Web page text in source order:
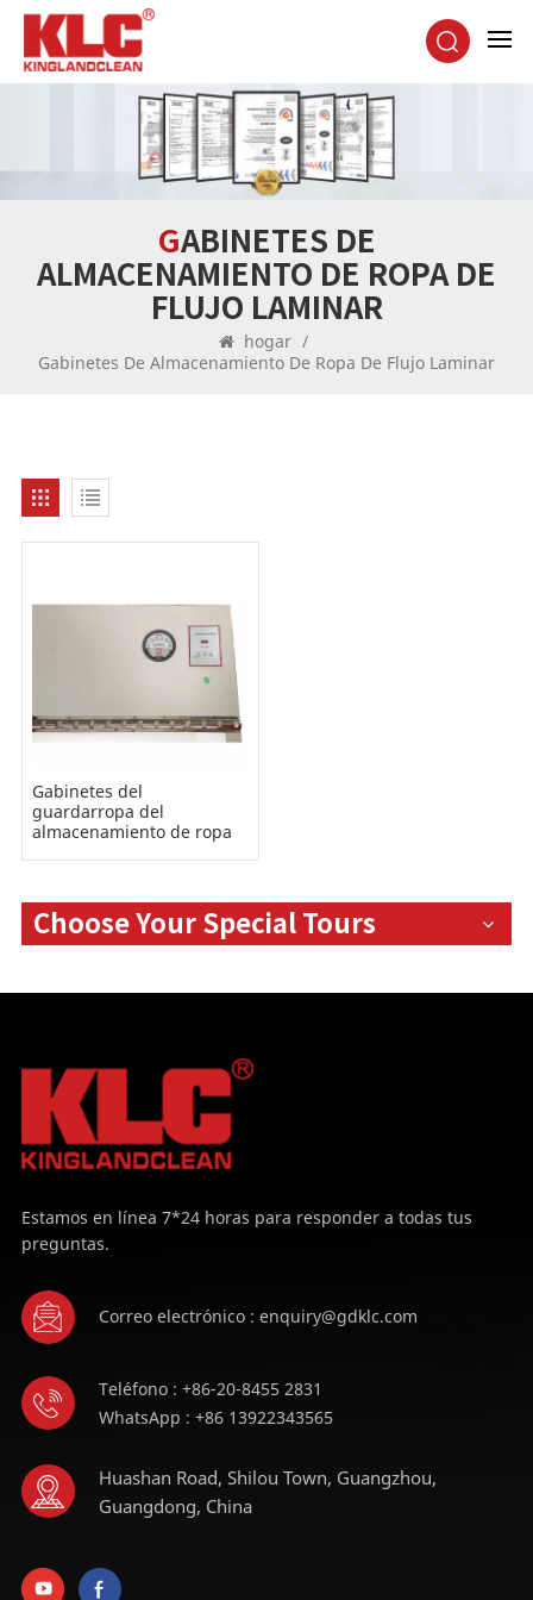
GABINETES DE
ALMACENAMIENTO DE ROPA DE
FLUJO LAMINAR
hogar /
Gabinetes De Almacenamiento De Ropa De Flujo Laminar
Gabinetes del
guardarropa del
almacenamiento de ropa
recinto limpio
Choose Your Special Tours
Estamos en línea 7*24 horas para responder a todas tus
preguntas.
Correo electrónico : enquiry@gdklc.com
Teléfono : +86-20-8455 2831
WhatsApp : +86 13922343565
Huashan Road, Shilou Town, Guangzhou,
Guangdong, China